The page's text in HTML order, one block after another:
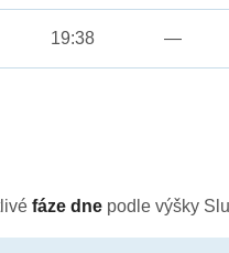
19:38 —
fáze dne podle výšky